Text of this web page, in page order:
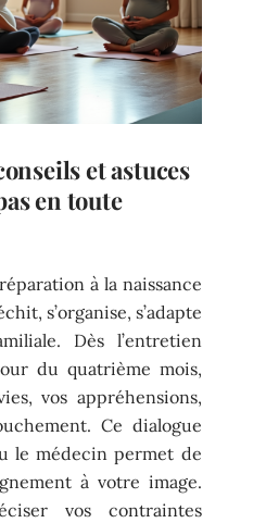
et astuces
en toute
à la naissance
s’organise, s’adapte
Dès l’entretien
du quatrième mois,
vos appréhensions,
Ce dialogue
le médecin permet de
à votre image.
vos contraintes